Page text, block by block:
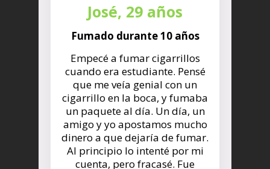
José, 29 años
Fumado durante 10 años
Empecé a fumar cigarrillos
cuando era estudiante. Pensé
que me veía genial con un
cigarrillo en la boca, y fumaba
un paquete al día. Un día, un
amigo y yo apostamos mucho
dinero a que dejaría de fumar.
Al principio lo intenté por mi
cuenta, pero fracasé. Fue